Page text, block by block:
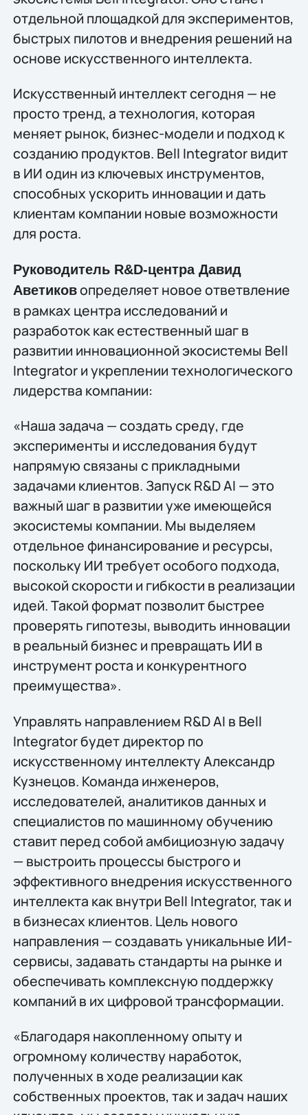
отдельной площадкой для экспериментов,
быстрых пилотов и внедрения решений на
основе искусственного интеллекта.
Искусственный интеллект сегодня — не
просто тренд, а технология, которая
меняет рынок, бизнес-модели и подход к
созданию продуктов. Bell Integrator видит
в ИИ один из ключевых инструментов,
способных ускорить инновации и дать
клиентам компании новые возможности
для роста.
Руководитель R&D-центра Давид
Аветиковопределяет новое ответвление
в рамках центра исследований и
разработок как естественный шаг в
развитии инновационной экосистемы Bell
Integrator и укреплении технологического
лидерства компании:
«Наша задача — создать среду, где
эксперименты и исследования будут
напрямую связаны с прикладными
задачами клиентов. Запуск R&D AI — это
важный шаг в развитии уже имеющейся
экосистемы компании. Мы выделяем
отдельное финансирование и ресурсы,
поскольку ИИ требует особого подхода,
высокой скорости и гибкости в реализации
идей. Такой формат позволит быстрее
проверять гипотезы, выводить инновации
в реальный бизнес и превращать ИИ в
инструмент роста и конкурентного
преимущества».
Управлять направлением R&D AI в Bell
Integrator будет директор по
искусственному интеллекту Александр
Кузнецов. Команда инженеров,
исследователей, аналитиков данных и
специалистов по машинному обучению
ставит перед собой амбициозную задачу
— выстроить процессы быстрого и
эффективного внедрения искусственного
интеллекта как внутри Bell Integrator, так и
в бизнесах клиентов. Цель нового
направления — создавать уникальные ИИ-
сервисы, задавать стандарты на рынке и
обеспечивать комплексную поддержку
компаний в их цифровой трансформации.
«Благодаря накопленному опыту и
огромному количеству наработок,
полученных в ходе реализации как
собственных проектов, так и задач наших